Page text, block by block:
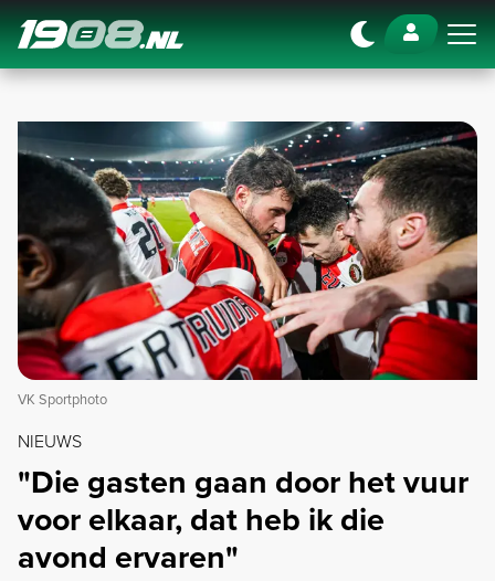
Navigation
VK Sportphoto
NIEUWS
"Die gasten gaan door het vuur
voor elkaar, dat heb ik die
avond ervaren"